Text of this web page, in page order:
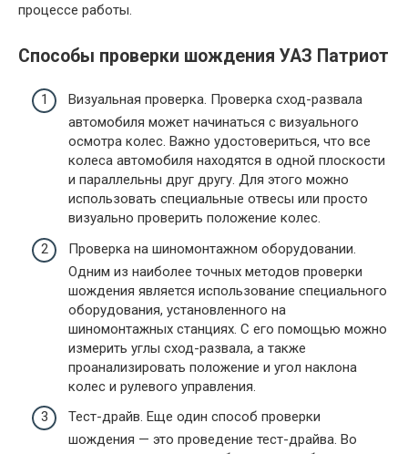
процессе работы.
Способы проверки шождения УАЗ Патриот
Визуальная проверка. Проверка сход-развала
автомобиля может начинаться с визуального
осмотра колес. Важно удостовериться, что все
колеса автомобиля находятся в одной плоскости
и параллельны друг другу. Для этого можно
использовать специальные отвесы или просто
визуально проверить положение колес.
Проверка на шиномонтажном оборудовании.
Одним из наиболее точных методов проверки
шождения является использование специального
оборудования, установленного на
шиномонтажных станциях. С его помощью можно
измерить углы сход-развала, а также
проанализировать положение и угол наклона
колес и рулевого управления.
Тест-драйв. Еще один способ проверки
шождения — это проведение тест-драйва. Во